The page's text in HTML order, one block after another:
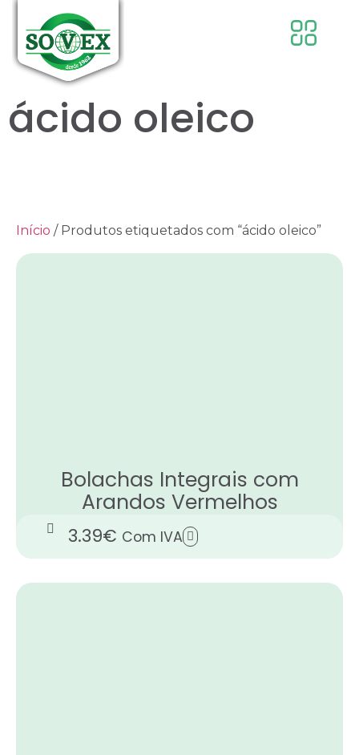
ácido oleico
Início / Produtos etiquetados com “ácido oleico”
Bolachas Integrais com
Arandos Vermelhos
3.39€ Com IVA